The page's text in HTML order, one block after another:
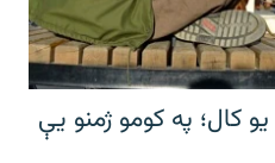
کال؛ په کومو ژمنو یې